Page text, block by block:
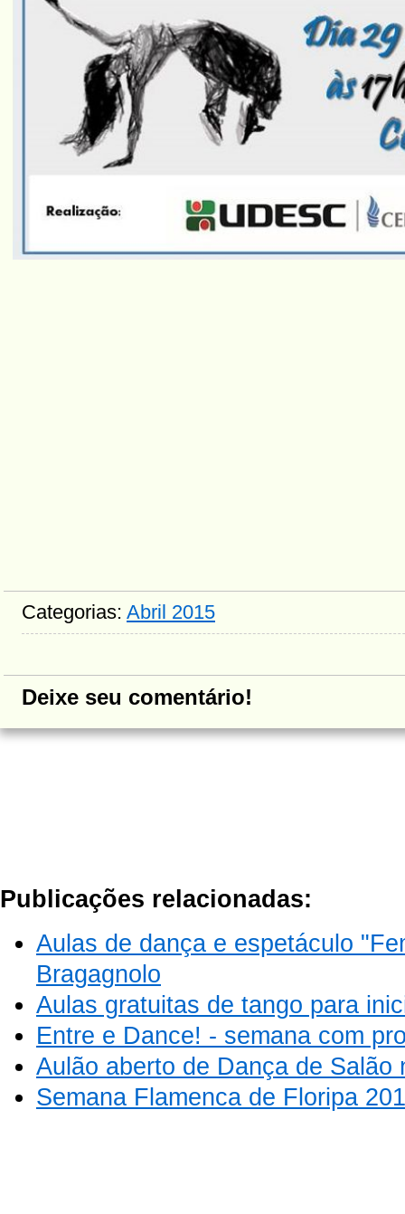
Categorias: Abril 2015
Deixe seu comentário!
Publicações relacionadas:
Aulas de dança e espetáculo
Bragagnolo
Aulas gratuitas de tango para
Entre e Dance! - semana com
Aulão aberto de Dança de Salão
Semana Flamenca de Floripa